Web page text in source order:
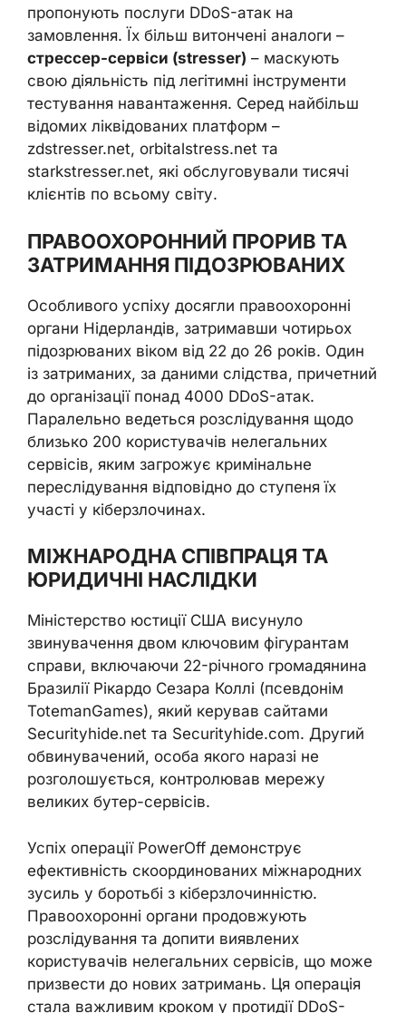
пропонують послуги DDoS-атак на
замовлення. Їх більш витончені аналоги –
стрессер-сервіси (stresser) – маскують
свою діяльність під легітимні інструменти
тестування навантаження. Серед найбільш
відомих ліквідованих платформ –
zdstresser.net, orbitalstress.net та
starkstresser.net, які обслуговували тисячі
клієнтів по всьому світу.
ПРАВООХОРОННИЙ ПРОРИВ ТА
ЗАТРИМАННЯ ПІДОЗРЮВАНИХ
Особливого успіху досягли правоохоронні
органи Нідерландів, затримавши чотирьох
підозрюваних віком від 22 до 26 років. Один
із затриманих, за даними слідства, причетний
до організації понад 4000 DDoS-атак.
Паралельно ведеться розслідування щодо
близько 200 користувачів нелегальних
сервісів, яким загрожує кримінальне
переслідування відповідно до ступеня їх
участі у кіберзлочинах.
МІЖНАРОДНА СПІВПРАЦЯ ТА
ЮРИДИЧНІ НАСЛІДКИ
Міністерство юстиції США висунуло
звинувачення двом ключовим фігурантам
справи, включаючи 22-річного громадянина
Бразилії Рікардо Сезара Коллі (псевдонім
TotemanGames), який керував сайтами
Securityhide.net та Securityhide.com. Другий
обвинувачений, особа якого наразі не
розголошується, контролював мережу
великих бутер-сервісів.
Успіх операції PowerOff демонструє
ефективність скоординованих міжнародних
зусиль у боротьбі з кіберзлочинністю.
Правоохоронні органи продовжують
розслідування та допити виявлених
користувачів нелегальних сервісів, що може
призвести до нових затримань. Ця операція
стала важливим кроком у протидії DDoS-